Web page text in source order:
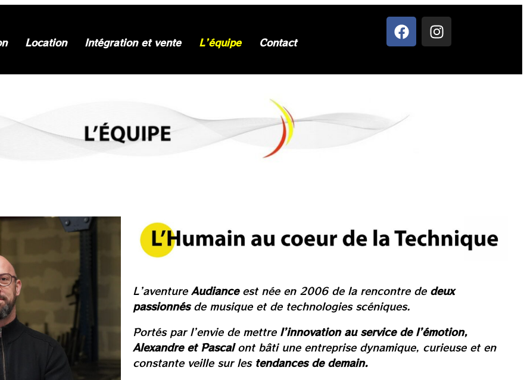
Location Intégration et vente L’équipe Contact
L’aventure Audianceest née en 2006 de la rencontre de deux
passionnésde musique et de technologies scéniques.
Portés par l’envie de mettre l’innovation au service de l’émotion,
Alexandre et Pascalont bâti une entreprise dynamique, curieuse et en
constante veille sur les tendances de demain.